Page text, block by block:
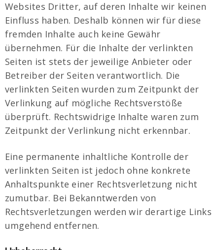
Websites Dritter, auf deren Inhalte wir keinen
Einfluss haben. Deshalb können wir für diese
fremden Inhalte auch keine Gewähr
übernehmen. Für die Inhalte der verlinkten
Seiten ist stets der jeweilige Anbieter oder
Betreiber der Seiten verantwortlich. Die
verlinkten Seiten wurden zum Zeitpunkt der
Verlinkung auf mögliche Rechtsverstöße
überprüft. Rechtswidrige Inhalte waren zum
Zeitpunkt der Verlinkung nicht erkennbar.
Eine permanente inhaltliche Kontrolle der
verlinkten Seiten ist jedoch ohne konkrete
Anhaltspunkte einer Rechtsverletzung nicht
zumutbar. Bei Bekanntwerden von
Rechtsverletzungen werden wir derartige Links
umgehend entfernen.